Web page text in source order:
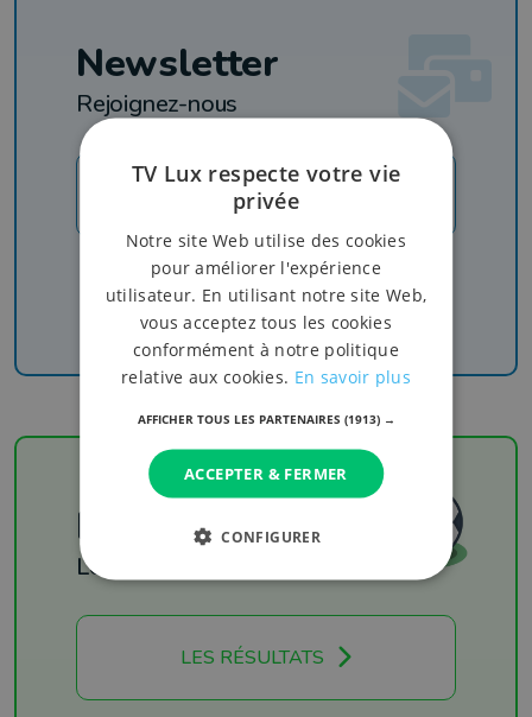
Newsletter
Rejoignez-nous
JE M'INSCRIS
Recevez nos newsletters pour ne rien manquer
de l'info, du sport et de nos émissions
Football
Les résultats
LES RÉSULTATS
TV Lux respecte votre vie
privée
Notre site Web utilise des cookies
pour améliorer l'expérience
utilisateur. En utilisant notre site Web,
vous acceptez tous les cookies
conformément à notre politique
relative aux cookies. En savoir plus
AFFICHER TOUS LES PARTENAIRES (1913) →
ACCEPTER & FERMER
CONFIGURER